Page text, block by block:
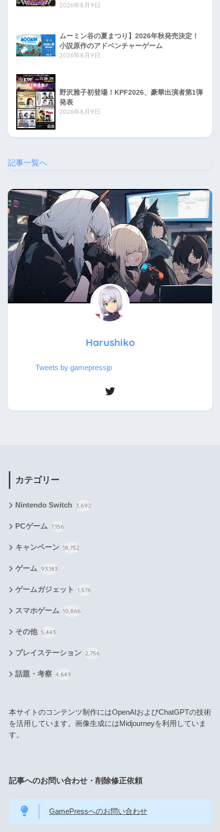
2026年8月9日
ムーミン谷の夏まつり】2026年秋発売決定！
小説原作のアドベンチャーゲーム
2026年8月9日
野沢雅子初登場！KPF2026、豪華出演者第1弾
発表
2026年8月9日
記事一覧へ
Harushiko
Tweets by gamepressjp
カテゴリー
Nintendo Switch 3,692
PCゲーム 7,156
キャンペーン 18,752
ゲーム 93,183
ゲームガジェット 1,576
スマホゲーム 10,866
その他 5,443
プレイステーション 2,756
話題・考察 4,649
本サイトのコンテンツ制作にはOpenAIおよびChatGPTの技術
を活用しています。画像生成にはMidjourneyを利用していま
す。
記事へのお問い合わせ・削除修正依頼
GamePressへのお問い合わせ